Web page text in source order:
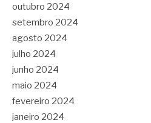
outubro 2024
setembro 2024
agosto 2024
julho 2024
junho 2024
maio 2024
fevereiro 2024
janeiro 2024